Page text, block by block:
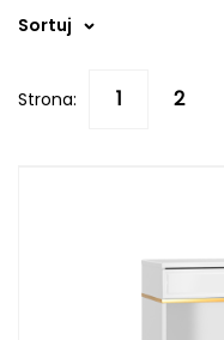
Sortuj
Strona: